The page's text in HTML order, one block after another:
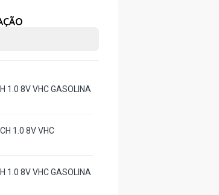
1.0 8V VHC GASOLINA
1.0 8V VHC
1.0 8V VHC GASOLINA